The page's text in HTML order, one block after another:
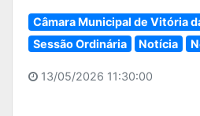
Câmara Municipal de Vitória
Sessão Ordinária
Notícia
13/05/2026 11:30:00